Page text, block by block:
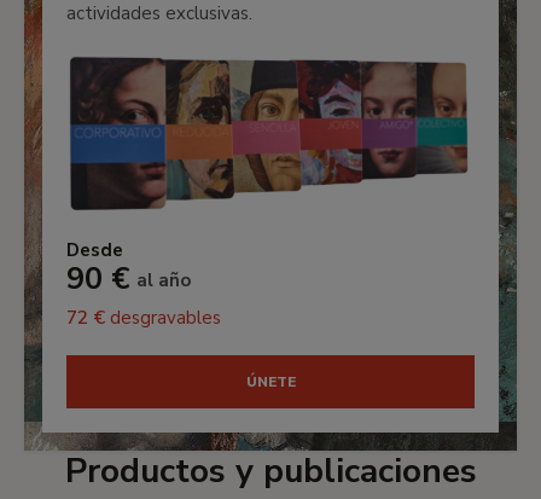
actividades exclusivas.
Desde
90 € al año
72 € desgravables
ÚNETE
Productos y publicaciones